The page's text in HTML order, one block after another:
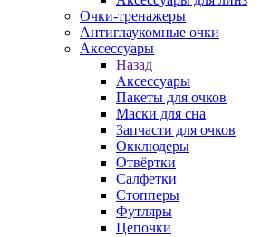
Очки-тренажеры
Антиглаукомные очки
Аксессуары
Назад
Аксессуары
Пакеты для очков
Маски для сна
Запчасти для очков
Окклюдеры
Отвёртки
Салфетки
Стопперы
Футляры
Цепочки